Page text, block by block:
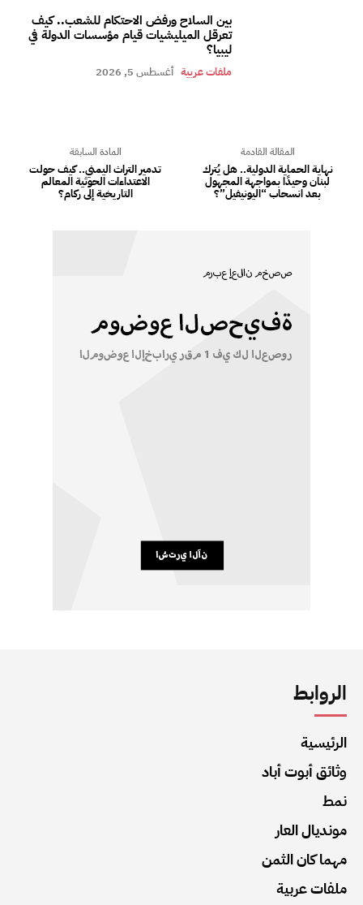
بين السلاح ورفض الاحتكام للشعب.. كيف
تعرقل الميليشيات قيام مؤسسات الدولة في
ليبيا؟
ملفات عربية أغسطس 5, 2026
المادة السابقة
تدمير التراث اليمني.. كيف حولت
الاعتداءات الحوثية المعالم
التاريخية إلى ركام؟
المقالة القادمة
نهاية الحماية الدولية.. هل يُترك
لبنان وحيدًا بمواجهة المجهول
بعد انسحاب “اليونيفيل”؟
الروابط
الرئيسية
وثائق أبوت أباد
نمط
مونديال العار
مهما كان الثمن
ملفات عربية